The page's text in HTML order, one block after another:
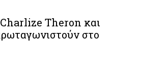
Theron και
στο